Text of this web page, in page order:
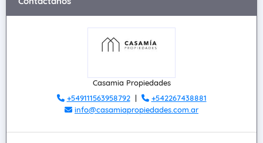
Casamia Propiedades
+549111563958792|
+542267438881
info@casamiapropiedades.com.ar